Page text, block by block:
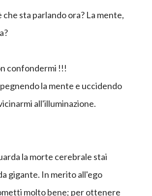
che sta parlando ora? La mente,
confondermi !!!
la mente e uccidendo
all'illuminazione.
la morte cerebrale stai
gigante. In merito all'ego
molto bene; per ottenere